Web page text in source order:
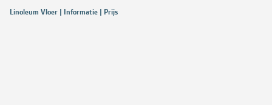
Linoleum Vloer | Informatie | Prijs